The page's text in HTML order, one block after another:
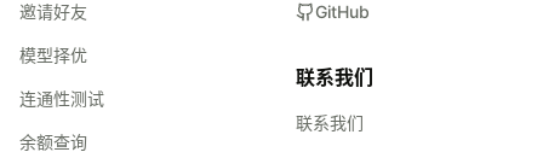
邀请好友
模型择优
连通性测试
余额查询
GitHub
联系我们
联系我们